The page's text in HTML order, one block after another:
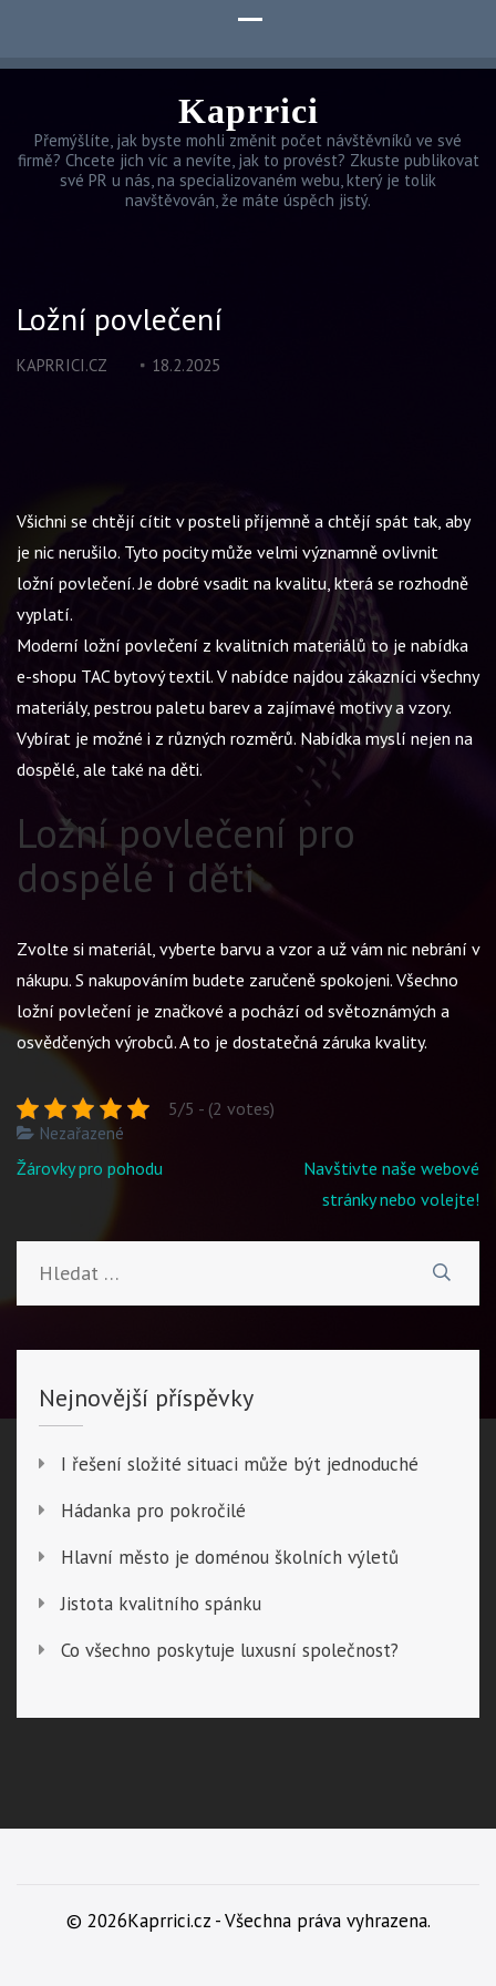
Kaprrici
Přemýšlíte, jak byste mohli změnit počet návštěvníků ve své
firmě? Chcete jich víc a nevíte, jak to provést? Zkuste publikovat
své PR u nás, na specializovaném webu, který je tolik
navštěvován, že máte úspěch jistý.
Ložní povlečení
KAPRRICI.CZ 18.2.2025
Všichni se chtějí cítit v posteli příjemně a chtějí spát tak, aby
je nic nerušilo. Tyto pocity může velmi významně ovlivnit
ložní povlečení. Je dobré vsadit na kvalitu, která se rozhodně
vyplatí.
Moderní ložní povlečení z kvalitních materiálů to je nabídka
e-shopu TAC bytový textil. V nabídce najdou zákazníci všechny
materiály, pestrou paletu barev a zajímavé motivy a vzory.
Vybírat je možné i z různých rozměrů. Nabídka myslí nejen na
dospělé, ale také na děti.
Ložní povlečení pro
dospělé i děti
Zvolte si materiál, vyberte barvu a vzor a už vám nic nebrání v
nákupu. S nakupováním budete zaručeně spokojeni. Všechno
ložní povlečení je značkové a pochází od světoznámých a
osvědčených výrobců. A to je dostatečná záruka kvality.
5/5 - (2 votes)
Nezařazené
Navigace
Žárovky pro pohodu
Navštivte naše webové
stránky nebo volejte!
Nejnovější příspěvky
I řešení složité situaci může být jednoduché
Hádanka pro pokročilé
Hlavní město je doménou školních výletů
Jistota kvalitního spánku
Co všechno poskytuje luxusní společnost?
© 2026Kaprrici.cz - Všechna práva vyhrazena.